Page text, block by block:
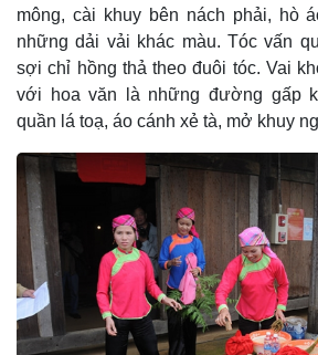
mông, cài khuy bên nách phải, hò
những dải vải khác màu. Tóc vấn
sợi chỉ hồng thả theo đuôi tóc. Vai
với hoa văn là những đường gấp
quần lá toạ, áo cánh xẻ tà, mở khuy